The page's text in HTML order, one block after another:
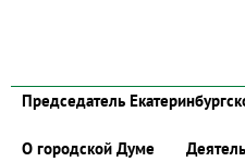
Председатель
О городской Думе